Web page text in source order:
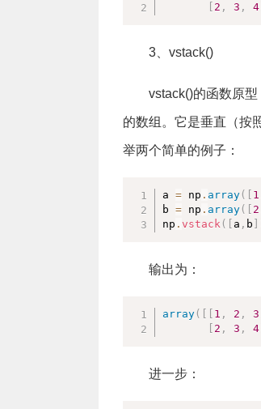
2 , 3 , 4
3、vstack()
vstack()的函数原
的数组。它是垂直（按
举两个简单的例子：
a = np . array( 1
b = np . array( 2
np .vstack( a , b
输出为：
array( 1 , 2 , 3
2 , 3 , 4
进一步：